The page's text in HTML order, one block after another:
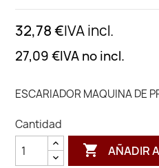
32,78 €IVA incl.
27,09 €IVA no incl.
ESCARIADOR MAQUINA DE
Cantidad
 AÑADIR